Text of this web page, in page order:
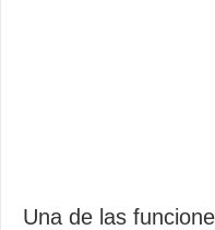
Una de las